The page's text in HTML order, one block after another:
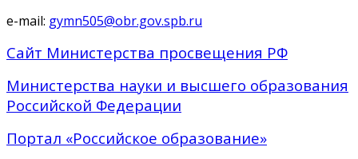
e-mail: gymn505@obr.gov.spb.ru
Сайт Министерства просвещения РФ
Министерства науки и высшего образования
Российской Федерации
Портал «Российское образование»